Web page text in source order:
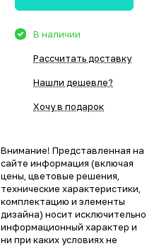
В наличии
Рассчитать доставку
Нашли дешевле?
Хочу в подарок
Внимание! Представленная на
сайте информация (включая
цены, цветовые решения,
технические характеристики,
комплектацию и элементы
дизайна) носит исключительно
информационный характер и
ни при каких условиях не